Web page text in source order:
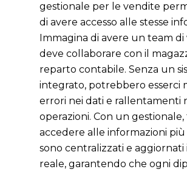
gestionale per le vendite
di avere accesso alle stesse
Immagina di avere un team
deve collaborare con il
reparto contabile. Senza un
integrato, potrebbero esserci
errori nei dati e rallentamenti
operazioni. Con un
accedere alle informazioni
sono centralizzati e
reale, garantendo che ogni